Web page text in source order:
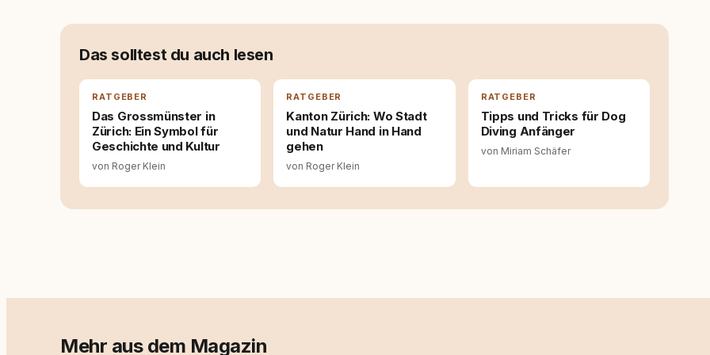
Das solltest du auch lesen
RATGEBER
Das Grossmünster in
Zürich: Ein Symbol für
Geschichte und Kultur
von Roger Klein
RATGEBER
Kanton Zürich: Wo Stadt
und Natur Hand in Hand
gehen
von Roger Klein
RATGEBER
Tipps und Tricks für Dog
Diving Anfänger
von Miriam Schäfer
Mehr aus dem Magazin